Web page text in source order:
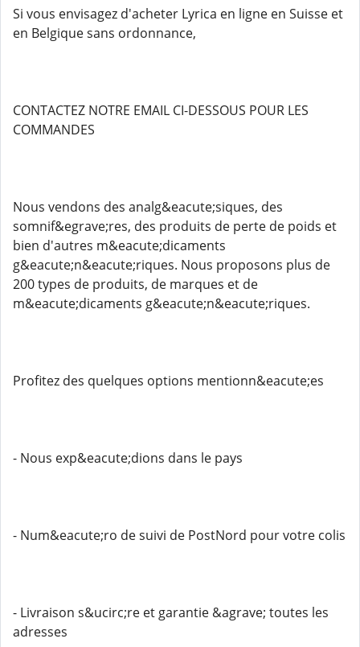
Si vous envisagez d'acheter Lyrica en ligne en Suisse et
en Belgique sans ordonnance,
CONTACTEZ NOTRE EMAIL CI-DESSOUS POUR LES
COMMANDES
Nous vendons des analg&eacute;siques, des
somnif&egrave;res, des produits de perte de poids et
bien d'autres m&eacute;dicaments
g&eacute;n&eacute;riques. Nous proposons plus de
200 types de produits, de marques et de
m&eacute;dicaments g&eacute;n&eacute;riques.
Profitez des quelques options mentionn&eacute;es
- Nous exp&eacute;dions dans le pays
- Num&eacute;ro de suivi de PostNord pour votre colis
- Livraison s&ucirc;re et garantie &agrave; toutes les
adresses